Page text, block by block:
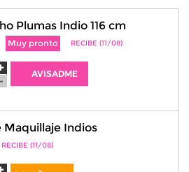
Plumas Indio 116 cm
Muy pronto RECIBE (11/08)
AVISADME
Maquillaje Indios
RECIBE (11/08)